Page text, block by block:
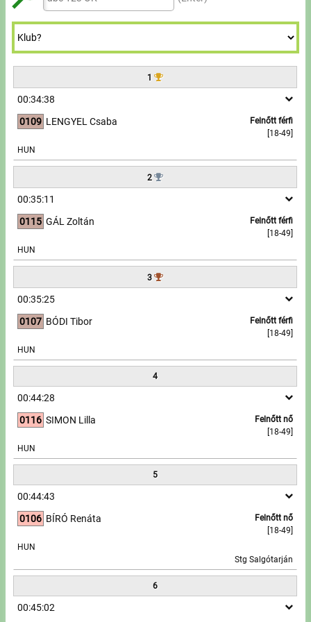
Úszás
Hírek
Útmutató
GY.I.K.
Időmérés
Beépülő modul
Rendező, szervező
Kapcsolat
Szállás ajánlatok
9 9
7
8
9
7
8
9
8
9
8
9
1
00:34:38
0109
Felnőtt férfi
[18-49]
LENGYEL Csaba
HUN
2
00:35:11
0115
Felnőtt férfi
[18-49]
GÁL Zoltán
HUN
3
00:35:25
0107
Felnőtt férfi
[18-49]
BÓDI Tibor
HUN
4
00:44:28
0116
Felnőtt nő
[18-49]
SIMON Lilla
HUN
5
00:44:43
0106
Felnőtt nő
[18-49]
BÍRÓ Renáta
HUN
Stg Salgótarján
6
00:45:02